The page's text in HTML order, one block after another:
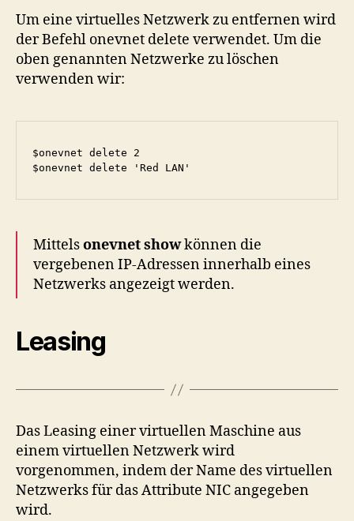
Um eine virtuelles Netzwerk zu entfernen wird
der Befehl onevnet delete verwendet. Um die
oben genannten Netzwerke zu löschen
verwenden wir:
$onevnet delete 2
Mittelsonevnet showkönnen die
vergebenen IP-Adressen innerhalb eines
Netzwerks angezeigt werden.
Leasing
Das Leasing einer virtuellen Maschine aus
einem virtuellen Netzwerk wird
vorgenommen, indem der Name des virtuellen
Netzwerks für das Attribute NIC angegeben
wird.